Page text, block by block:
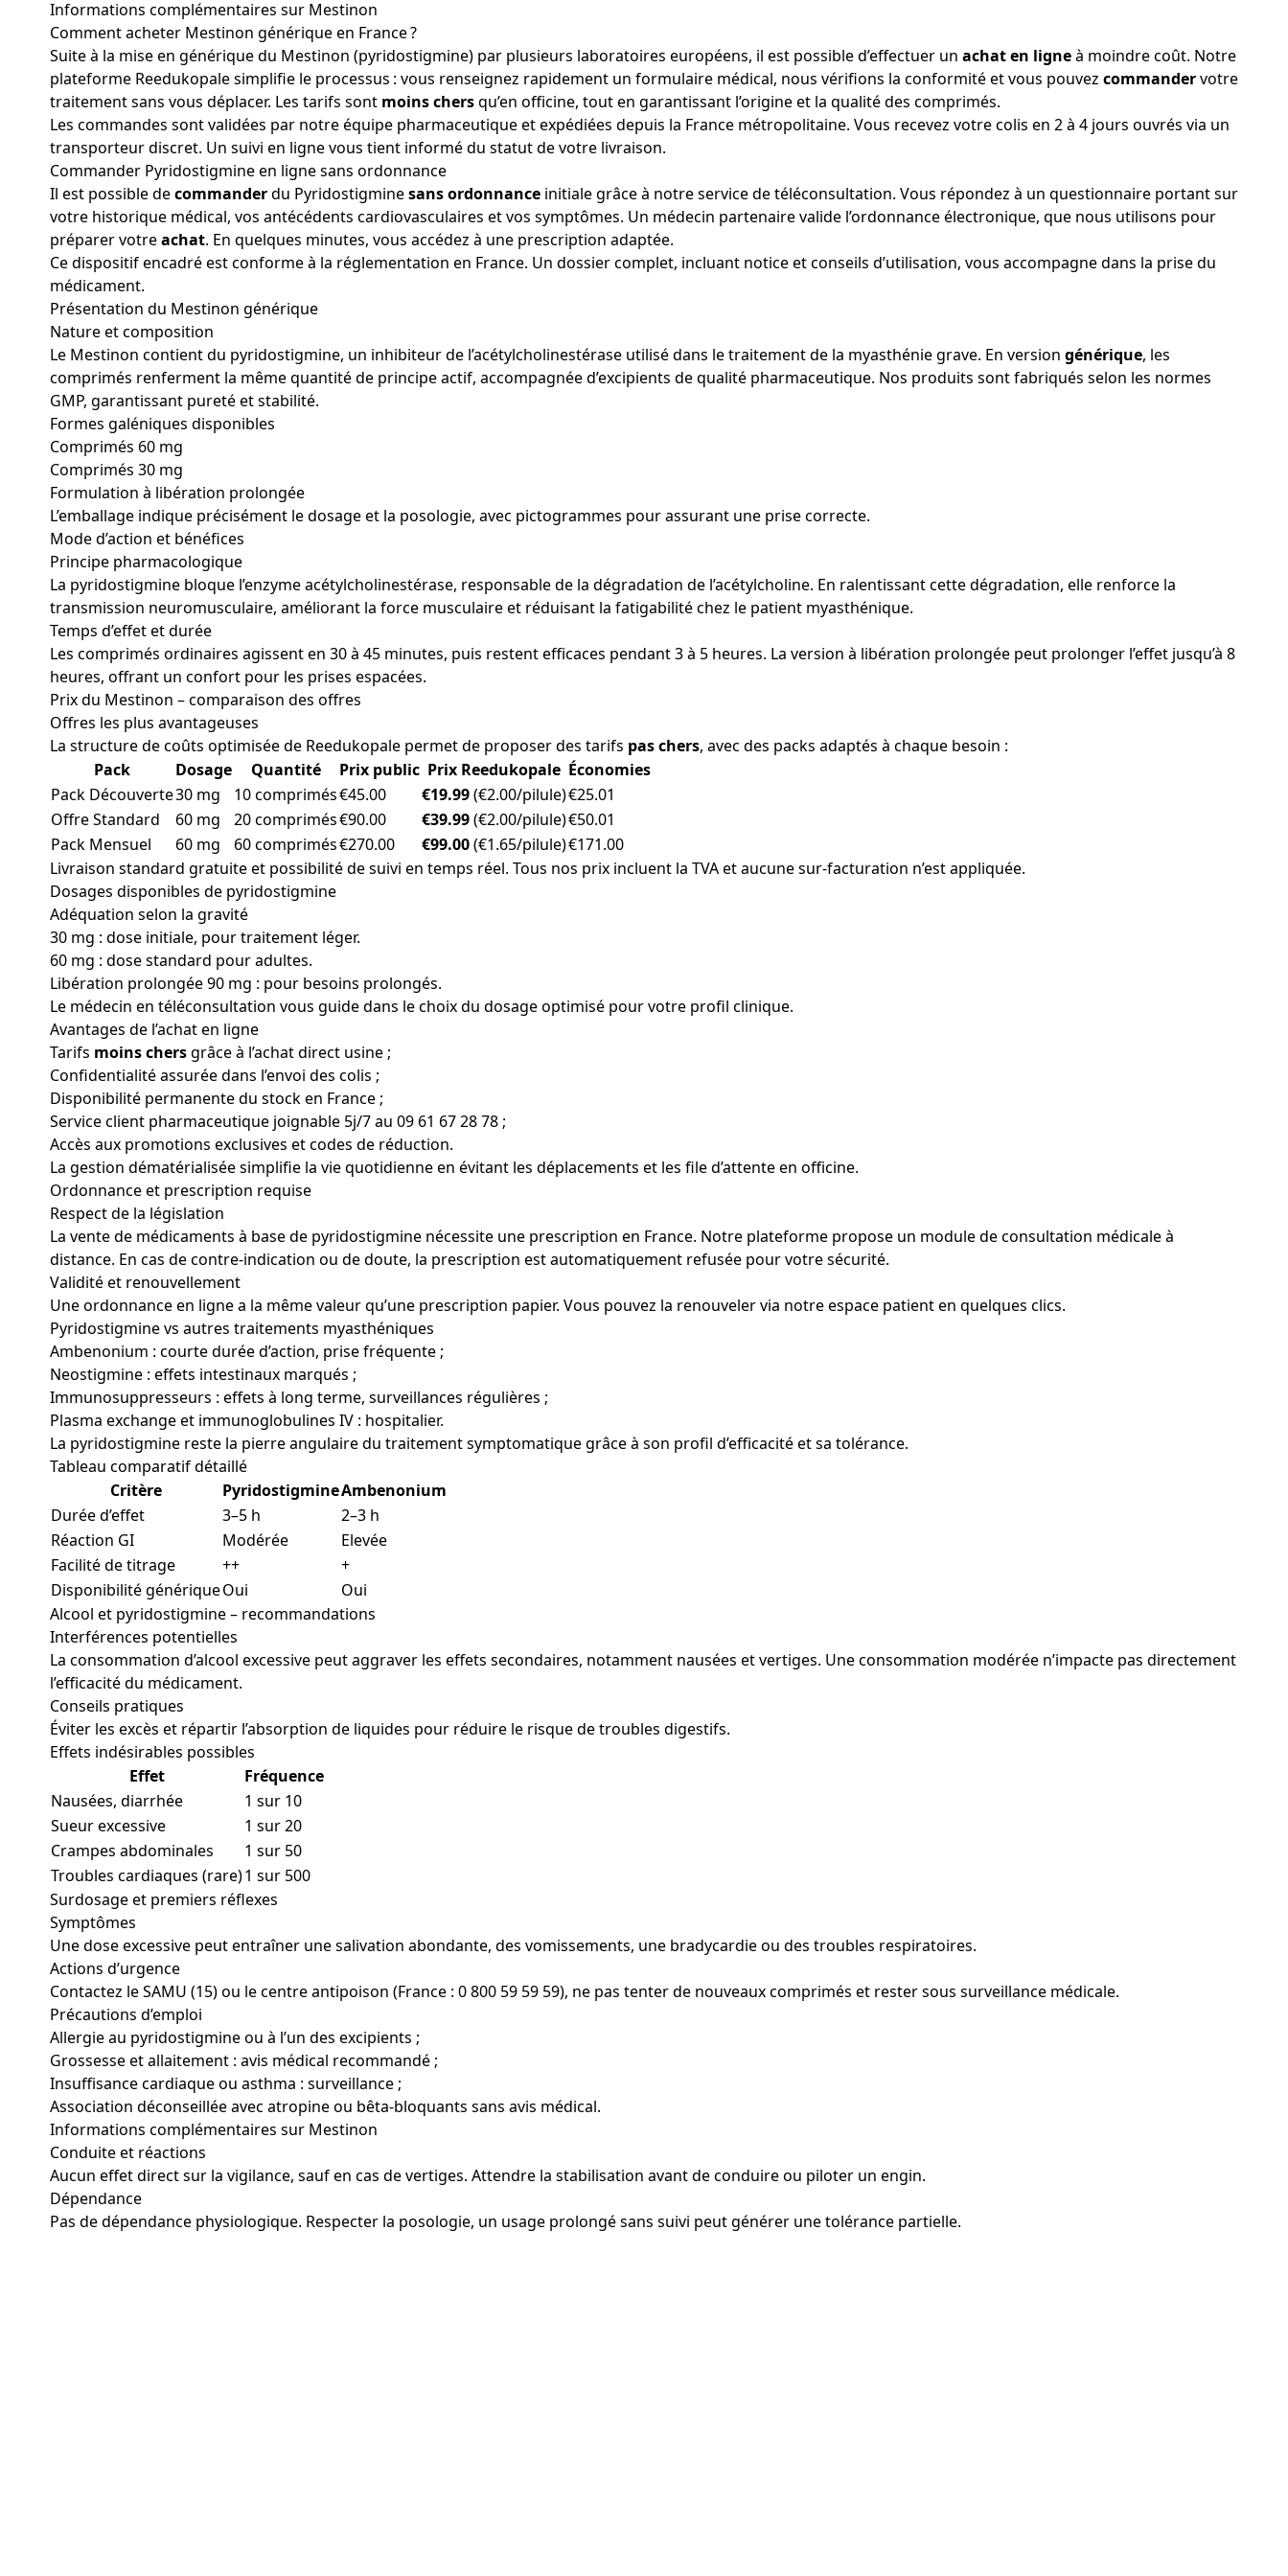
Informations complémentaires sur Mestinon
Comment acheter Mestinon générique en France ?
Suite à la mise en générique du Mestinon (pyridostigmine) par plusieurs laboratoires européens, il est possible d’effectuer un achaten ligneà moindre coût. Notre
plateforme Reedukopale simplifie le processus : vous renseignez rapidement un formulaire médical, nous vérifions la conformité et vous pouvez commandervotre
traitement sans vous déplacer. Les tarifs sont moins chersqu’en officine, tout en garantissant l’origine et la qualité des comprimés.
Les commandes sont validées par notre équipe pharmaceutique et expédiées depuis la France métropolitaine. Vous recevez votre colis en 2 à 4 jours ouvrés via un
transporteur discret. Un suivi en ligne vous tient informé du statut de votre livraison.
Commander Pyridostigmine en ligne sans ordonnance
Il est possible decommanderdu Pyridostigminesans ordonnance initiale grâce à notre service de téléconsultation. Vous répondez à un questionnaire portant sur
votre historique médical, vos antécédents cardiovasculaires et vos symptômes. Un médecin partenaire valide l’ordonnance électronique, que nous utilisons pour
préparer votreachat. En quelques minutes, vous accédez à une prescription adaptée.
Ce dispositif encadré est conforme à la réglementation en France. Un dossier complet, incluant notice et conseils d’utilisation, vous accompagne dans la prise du
médicament.
Présentation du Mestinon générique
Nature et composition
Le Mestinon contient du pyridostigmine, un inhibiteur de l’acétylcholinestérase utilisé dans le traitement de la myasthénie grave. En version générique, les
comprimés renferment la même quantité de principe actif, accompagnée d’excipients de qualité pharmaceutique. Nos produits sont fabriqués selon les normes
GMP, garantissant pureté et stabilité.
Formes galéniques disponibles
Comprimés 60 mg
Comprimés 30 mg
Formulation à libération prolongée
L’emballage indique précisément le dosage et la posologie, avec pictogrammes pour assurant une prise correcte.
Mode d’action et bénéfices
Principe pharmacologique
La pyridostigmine bloque l’enzyme acétylcholinestérase, responsable de la dégradation de l’acétylcholine. En ralentissant cette dégradation, elle renforce la
transmission neuromusculaire, améliorant la force musculaire et réduisant la fatigabilité chez le patient myasthénique.
Temps d’effet et durée
Les comprimés ordinaires agissent en 30 à 45 minutes, puis restent efficaces pendant 3 à 5 heures. La version à libération prolongée peut prolonger l’effet jusqu’à 8
heures, offrant un confort pour les prises espacées.
Prix du Mestinon – comparaison des offres
Offres les plus avantageuses
La structure de coûts optimisée de Reedukopale permet de proposer des tarifs pas chers, avec des packs adaptés à chaque besoin :
Pack
Dosage Quantité Prix public Prix Reedukopale Économies
Pack Découverte30 mg 10 comprimés€45.00 €19.99(€2.00/pilule)€25.01
Offre Standard
60 mg 20 comprimés€90.00 €39.99(€2.00/pilule)€50.01
Pack Mensuel
60 mg 60 comprimés€270.00 €99.00(€1.65/pilule)€171.00
Livraison standard gratuite et possibilité de suivi en temps réel. Tous nos prix incluent la TVA et aucune sur-facturation n’est appliquée.
Dosages disponibles de pyridostigmine
Adéquation selon la gravité
30 mg : dose initiale, pour traitement léger.
60 mg : dose standard pour adultes.
Libération prolongée 90 mg : pour besoins prolongés.
Le médecin en téléconsultation vous guide dans le choix du dosage optimisé pour votre profil clinique.
Avantages de l’achat en ligne
Tarifs moins chersgrâce à l’achat direct usine ;
Confidentialité assurée dans l’envoi des colis ;
Disponibilité permanente du stock en France ;
Service client pharmaceutique joignable 5j/7 au 09 61 67 28 78 ;
Accès aux promotions exclusives et codes de réduction.
La gestion dématérialisée simplifie la vie quotidienne en évitant les déplacements et les file d’attente en officine.
Ordonnance et prescription requise
Respect de la législation
La vente de médicaments à base de pyridostigmine nécessite une prescription en France. Notre plateforme propose un module de consultation médicale à
distance. En cas de contre-indication ou de doute, la prescription est automatiquement refusée pour votre sécurité.
Validité et renouvellement
Une ordonnance en ligne a la même valeur qu’une prescription papier. Vous pouvez la renouveler via notre espace patient en quelques clics.
Pyridostigmine vs autres traitements myasthéniques
Ambenonium : courte durée d’action, prise fréquente ;
Neostigmine : effets intestinaux marqués ;
Immunosuppresseurs : effets à long terme, surveillances régulières ;
Plasma exchange et immunoglobulines IV : hospitalier.
La pyridostigmine reste la pierre angulaire du traitement symptomatique grâce à son profil d’efficacité et sa tolérance.
Tableau comparatif détaillé
Critère
PyridostigmineAmbenonium
Durée d’effet
3–5 h
2–3 h
Réaction GI
Modérée
Elevée
Facilité de titrage
++
+
Disponibilité génériqueOui
Oui
Alcool et pyridostigmine – recommandations
Interférences potentielles
La consommation d’alcool excessive peut aggraver les effets secondaires, notamment nausées et vertiges. Une consommation modérée n’impacte pas directement
l’efficacité du médicament.
Conseils pratiques
Éviter les excès et répartir l’absorption de liquides pour réduire le risque de troubles digestifs.
Effets indésirables possibles
Effet
Fréquence
Nausées, diarrhée
1 sur 10
Sueur excessive
1 sur 20
Crampes abdominales
1 sur 50
Troubles cardiaques (rare)1 sur 500
Surdosage et premiers réflexes
Symptômes
Une dose excessive peut entraîner une salivation abondante, des vomissements, une bradycardie ou des troubles respiratoires.
Actions d’urgence
Contactez le SAMU (15) ou le centre antipoison (France : 0 800 59 59 59), ne pas tenter de nouveaux comprimés et rester sous surveillance médicale.
Précautions d’emploi
Allergie au pyridostigmine ou à l’un des excipients ;
Grossesse et allaitement : avis médical recommandé ;
Insuffisance cardiaque ou asthma : surveillance ;
Association déconseillée avec atropine ou bêta-bloquants sans avis médical.
Informations complémentaires sur Mestinon
Conduite et réactions
Aucun effet direct sur la vigilance, sauf en cas de vertiges. Attendre la stabilisation avant de conduire ou piloter un engin.
Dépendance
Pas de dépendance physiologique. Respecter la posologie, un usage prolongé sans suivi peut générer une tolérance partielle.